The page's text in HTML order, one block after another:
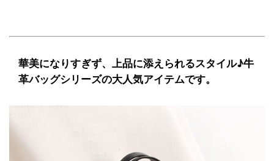
華美になりすぎず、上品に添えられるスタイル♪牛
革バッグシリーズの大人気アイテムです。